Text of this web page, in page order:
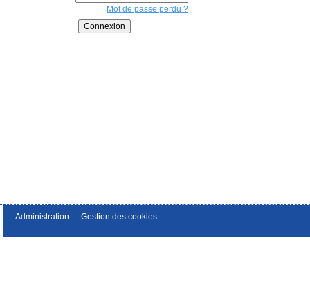
Mot de passe perdu ?
Administration Gestion des cookies